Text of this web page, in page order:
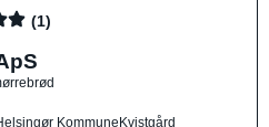
(1)
KommuneKvistgård